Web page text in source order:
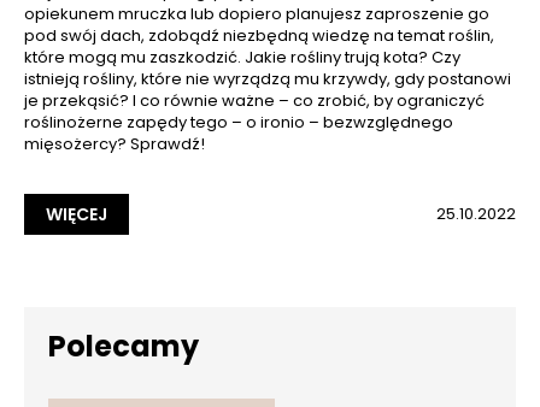
opiekunem mruczka lub dopiero planujesz zaproszenie go
pod swój dach, zdobądź niezbędną wiedzę na temat roślin,
które mogą mu zaszkodzić. Jakie rośliny trują kota? Czy
istnieją rośliny, które nie wyrządzą mu krzywdy, gdy postanowi
je przekąsić? I co równie ważne – co zrobić, by ograniczyć
roślinożerne zapędy tego – o ironio – bezwzględnego
mięsożercy? Sprawdź!
WIĘCEJ 25.10.2022
Polecamy